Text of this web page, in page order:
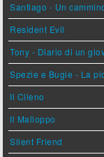
Santiago - Un
Resident Evil
Tony - Diario di un
Spezie e Bugie - La
Il Cileno
Il Malloppo
Silent Friend